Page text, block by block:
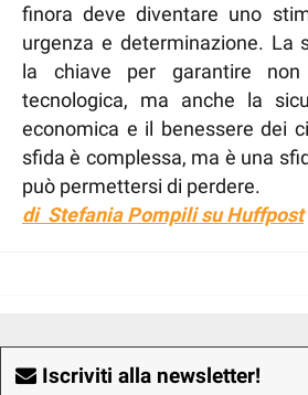
finora deve diventare uno
urgenza e determinazione. La
la chiave per garantire non
tecnologica, ma anche la
economica e il benessere dei
sfida è complessa, ma è una
può permettersi di perdere.
di Stefania Pompili su Huffpost
Iscriviti alla newsletter!